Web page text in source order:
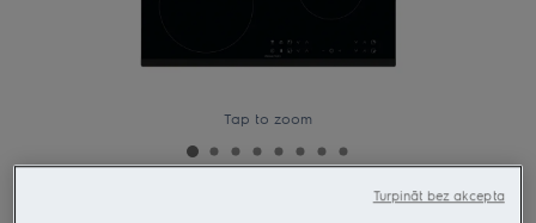
Tap to zoom
Turpināt bez akcepta